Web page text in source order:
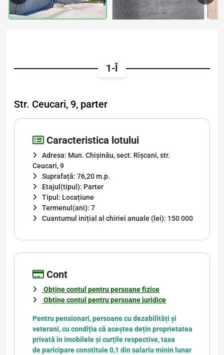
1-Î
Str. Ceucari, 9, parter
Caracteristica lotului
Adresa: Mun. Chișinău, sect. Rîșcani, str.
Ceucari, 9
Suprafață: 76,20 m.p.
Etajul(tipul): Parter
Tipul: Locațiune
Termenul(ani): 7
Cuantumul inițial al chiriei anuale (lei): 150 000
Cont
Obține contul pentru persoane fizice
Obține contul pentru persoane juridice
Pentru pensionari, persoane cu dezabilități și
veterani, cu condiția că aceștea dețin proprietatea
privată în imobilele și curțile respective, taxa
de paricipare constituie 0,1 din salariu minin lunar